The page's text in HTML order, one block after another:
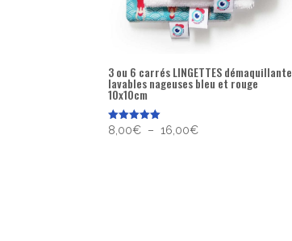
3 ou 6 carrés LINGETTES
lavables nageuses bleu et rouge
10x10cm
Note
5.00
8,00€ – 16,00€Plage